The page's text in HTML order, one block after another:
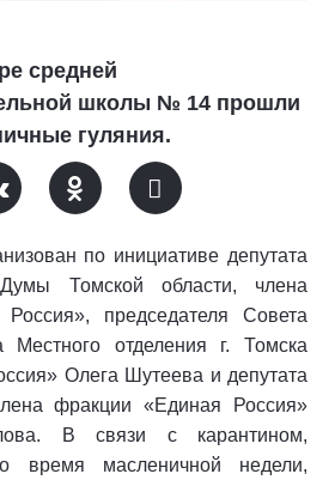
средней
школы № 14 прошли
гуляния.
по инициативе депутата
Думы Томской области, члена
председателя Совета
Местного отделения г. Томска
Олега Шутеева и депутата
фракции «Единая Россия»
В связи с карантином,
время масленичной недели,